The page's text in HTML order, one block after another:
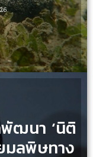
ฒนา ‘นิติ
มลพิษทาง